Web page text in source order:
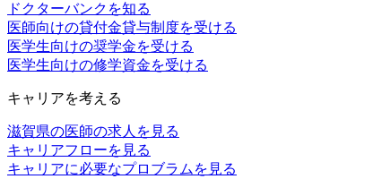
ドクターバンクを知る
医師向けの貸付金貸与制度を受ける
医学生向けの奨学金を受ける
医学生向けの修学資金を受ける
キャリアを考える
滋賀県の医師の求人を見る
キャリアフローを見る
キャリアに必要なプロブラムを見る